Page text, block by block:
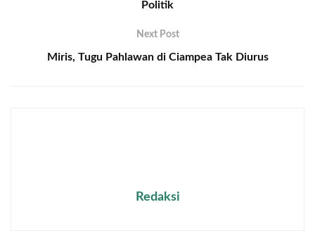
Politik
Next Post
Miris, Tugu Pahlawan di Ciampea Tak Diurus
Redaksi